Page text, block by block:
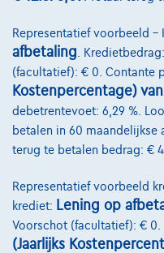
BMW Serie 2
Representatief voorbeeld –
afbetaling .
(facultatief): € 0. Contante
Kostenpercentage)
debetrentevoet: 6,29 %.
betalen in 60 maandelijkse
terug te betalen bedrag: €
Representatief voorbeeld
krediet: Lening op
Voorschot (facultatief): € 0.
(Jaarlijks